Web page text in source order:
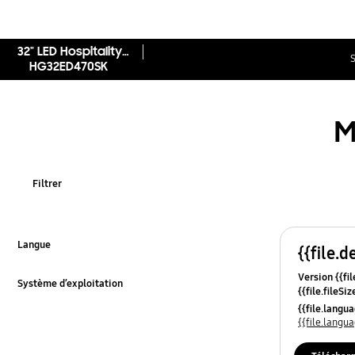
32" LED Hospitality Display
HG32ED470SK
Filtrer
Langue
Système d’exploitation
Version